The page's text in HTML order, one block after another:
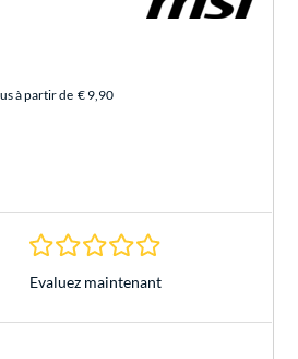
à partir de € 9,90
0.0 Étoiles à 0
Evaluez maintenant